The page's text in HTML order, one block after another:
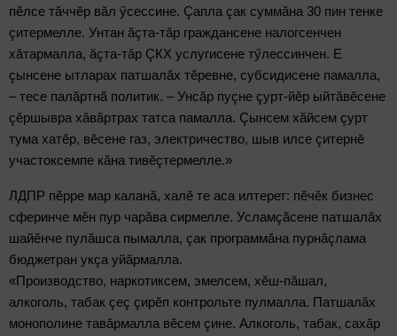
пӗлсе тăччӗр вăл ӳсессине. Çапла çак суммăна 30 пин тенке
çитермелле. Унтан ăçта-тăр граждансене налогсенчен
хăтармалла, ăçта-тăр ÇКХ услугисене тӳлессинчен. Е
çынсене ытларах патшалăх тӗревне, субсидисене памалла,
– тесе палăртнă политик. – Унсăр пуçне çурт-йӗр ыйтăвӗсене
çӗршывра хăвăртрах татса памалла. Çынсем хăйсем çурт
тума хатӗр, вӗсене газ, электричество, шыв илсе çитернӗ
участоксемпе кăна тивӗçтермелле.»
ЛДПР пӗрре мар каланă, халӗ те аса илтерет: пӗчӗк бизнес
сферинче мӗн пур чарăва сирмелле. Усламçăсене патшалăх
шайӗнче пулăшса пымалла, çак программăна пурнăçлама
бюджетран укçа уйăрмалла.
«Производство, наркотиксем, эмелсем, хӗш-пăшал,
алкоголь, табак çеç çирӗп контрольте пулмалла. Патшалăх
монополине тавăрмалла вӗсем çине. Алкоголь, табак, сахăр